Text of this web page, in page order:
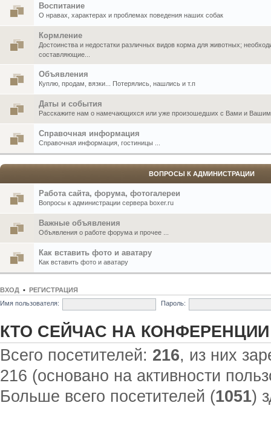
Воспитание
О нравах, характерах и проблемах поведения наших собак
Кормление
Достоинства и недостатки различных видов корма для животных;
составляющие...
Объявления
Куплю, продам, вязки... Потерялись, нашлись и т.п
Даты и события
Расскажите нам о намечающихся или уже произошедших с Вами и
Справочная информация
Справочная информация, гостиницы ...
ВОПРОСЫ К АДМИНИСТРАЦИИ
Работа сайта, форума, фотогалереи
Вопросы к администрации сервера boxer.ru
Важные объявления
Объявления о работе форума и прочее ...
Как вставить фото и аватару
Как вставить фото и аватару
ВХОД • РЕГИСТРАЦИЯ
Имя пользователя:
Пароль:
КТО СЕЙЧАС НА КОНФЕРЕНЦИИ
Всего посетителей: 216, из них
216 (основано на активности
Больше всего посетителей (1051)